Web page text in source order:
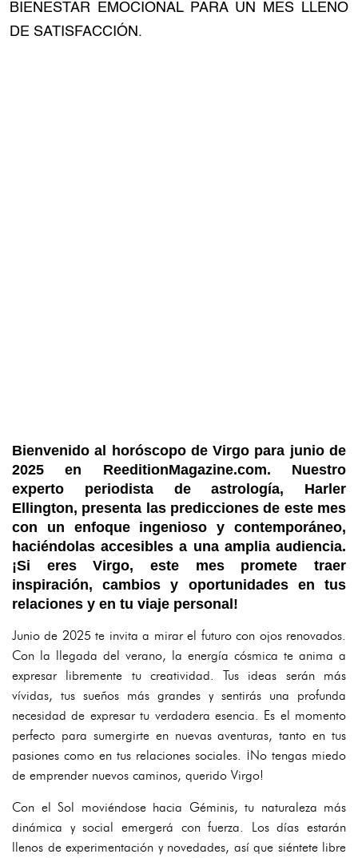
BIENESTAR EMOCIONAL PARA UN MES LLENO
DE SATISFACCIÓN.
Bienvenido al horóscopo de Virgo para junio de
2025 en ReeditionMagazine.com. Nuestro
experto periodista de astrología, Harler
Ellington, presenta las predicciones de este mes
con un enfoque ingenioso y contemporáneo,
haciéndolas accesibles a una amplia audiencia.
¡Si eres Virgo, este mes promete traer
inspiración, cambios y oportunidades en tus
relaciones y en tu viaje personal!
Junio de 2025 te invita a mirar el futuro con ojos renovados.
Con la llegada del verano, la energía cósmica te anima a
expresar libremente tu creatividad. Tus ideas serán más
vívidas, tus sueños más grandes y sentirás una profunda
necesidad de expresar tu verdadera esencia. Es el momento
perfecto para sumergirte en nuevas aventuras, tanto en tus
pasiones como en tus relaciones sociales. ¡No tengas miedo
de emprender nuevos caminos, querido Virgo!
Con el Sol moviéndose hacia Géminis, tu naturaleza más
dinámica y social emergerá con fuerza. Los días estarán
llenos de experimentación y novedades, así que siéntete libre